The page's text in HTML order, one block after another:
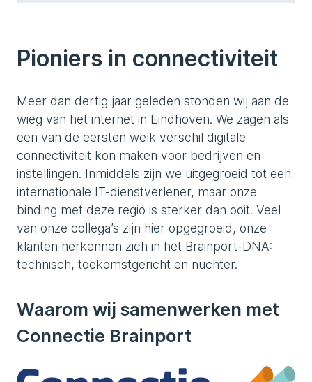
Pioniers in connectiviteit
Meer dan dertig jaar geleden stonden wij aan de
wieg van het internet in Eindhoven. We zagen als
een van de eersten welk verschil digitale
connectiviteit kon maken voor bedrijven en
instellingen. Inmiddels zijn we uitgegroeid tot een
internationale IT-dienstverlener, maar onze
binding met deze regio is sterker dan ooit. Veel
van onze collega’s zijn hier opgegroeid, onze
klanten herkennen zich in het Brainport-DNA:
technisch, toekomstgericht en nuchter.
Waarom wij samenwerken met
Connectie Brainport